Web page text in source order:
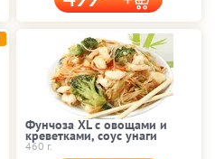
Фунчоза XL с овощами и
креветками, соус унаги
460 г.